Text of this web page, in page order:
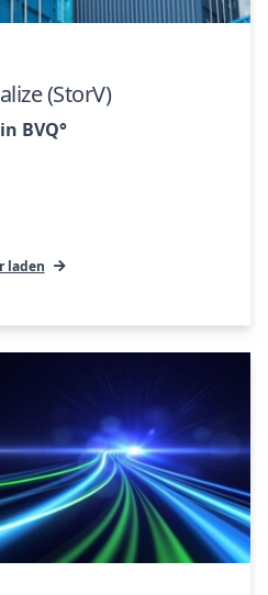
(StorV)
BVQ°
laden